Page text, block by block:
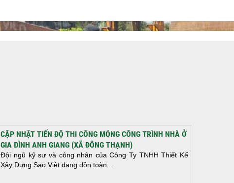
CẬP NHẬT TIẾN ĐỘ THI CÔNG MÓNG CÔNG TRÌNH NHÀ Ở
GIA ĐÌNH ANH GIANG (XÃ ĐÔNG THẠNH)
Đội ngũ kỹ sư và công nhân của Công Ty TNHH Thiết Kế
Xây Dựng Sao Việt đang dồn toàn...